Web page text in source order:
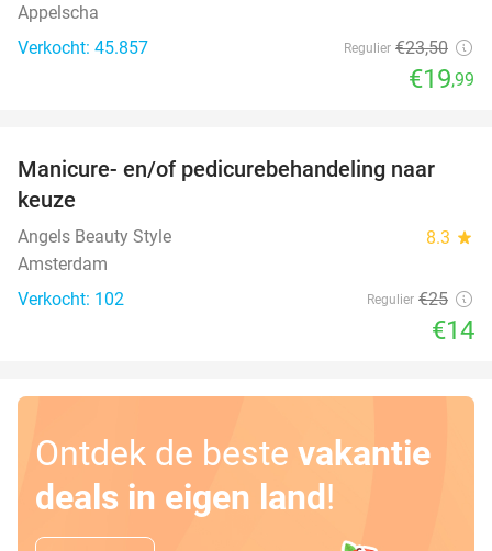
Appelscha
Verkocht: 45.857
Regulier €23,50
€19,99
44%
Manicure- en/of pedicurebehandeling naar
keuze
Angels Beauty Style 8.3 star
Amsterdam
Verkocht: 102
Regulier €25
€14
Ontdek de beste vakantie
deals in eigen land!